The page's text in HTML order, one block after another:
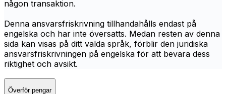
någon transaktion.
Denna ansvarsfriskrivning tillhandahålls endast på
engelska och har inte översatts. Medan resten av denna
sida kan visas på ditt valda språk, förblir den juridiska
ansvarsfriskrivningen på engelska för att bevara dess
riktighet och avsikt.
Överför pengar